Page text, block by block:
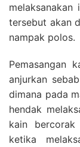
tersebut akan
nampak polos.
Pemasangan
anjurkan
dimana pada
hendak
kain bercorak
ketika